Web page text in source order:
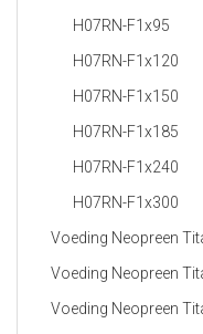
H07RN-F1x95
H07RN-F1x120
H07RN-F1x150
H07RN-F1x185
H07RN-F1x240
H07RN-F1x300
Voeding Neopreen
Voeding Neopreen
Voeding Neopreen